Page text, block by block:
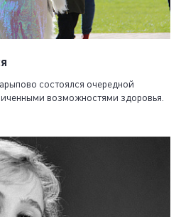
состоялся очередной
возможностями здоровья.